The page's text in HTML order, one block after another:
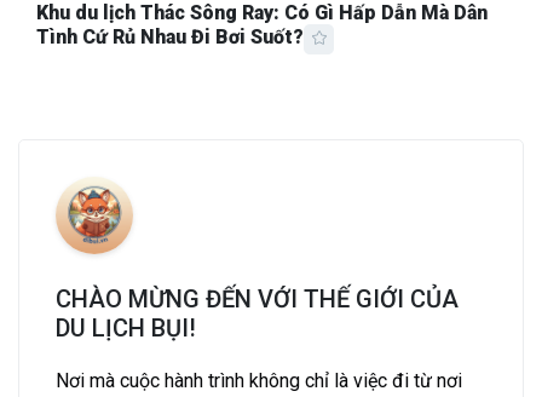
Khu du lịch Thác Sông Ray: Có Gì Hấp Dẫn Mà Dân
Tình Cứ Rủ Nhau Đi Bơi Suốt?
CHÀO MỪNG ĐẾN VỚI THẾ GIỚI CỦA
DU LỊCH BỤI!
Nơi mà cuộc hành trình không chỉ là việc đi từ nơi